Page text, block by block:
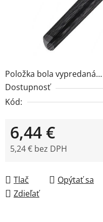
Položka bola vypredaná…
Dostupnosť
Kód:
6,44 €
5,24 € bez DPH
Tlač
Opýtať sa
Zdieľať